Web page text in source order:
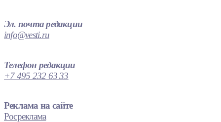
Эл. почта редакции
info@vesti.ru
Телефон редакции
+7 495 232 63 33
Реклама на сайте
Росреклама